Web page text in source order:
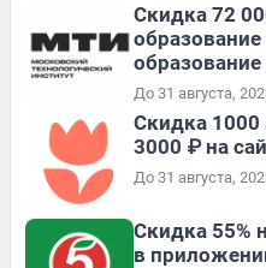
Скидка 72
До 31 августа,
Скидка 1000
3000 ₽ на
До 31 августа,
Скидка 55%
в